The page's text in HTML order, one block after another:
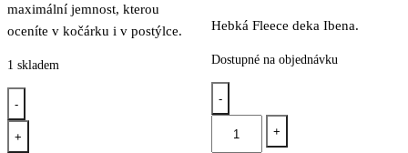
maximální jemnost, kterou
oceníte v kočárku i v postýlce.
1 skladem
-
Dětská
+
Hebká Fleece deka Ibena.
Dostupné na objednávku
-
+